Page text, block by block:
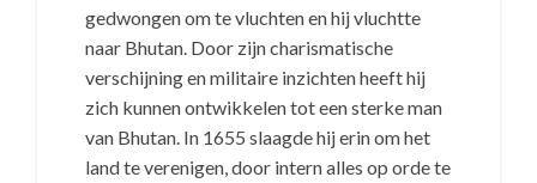
gedwongen om te vluchten en hij vluchtte
naar Bhutan. Door zijn charismatische
verschijning en militaire inzichten heeft hij
zich kunnen ontwikkelen tot een sterke man
van Bhutan. In 1655 slaagde hij erin om het
land te verenigen, door intern alles op orde te